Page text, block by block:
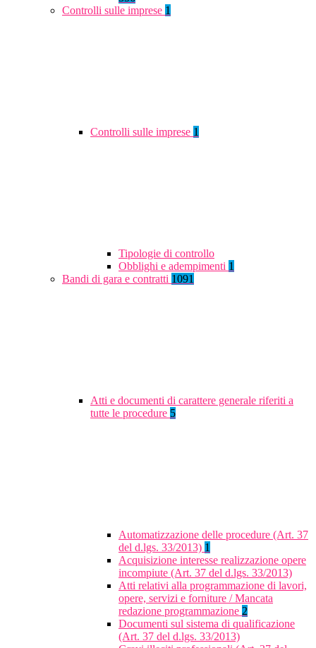
Controlli sulle imprese 1
Controlli sulle imprese 1
Tipologie di controllo
Obblighi e adempimenti 1
Bandi di gara e contratti 1091
Atti e documenti di carattere generale riferiti a
tutte le procedure 5
Automatizzazione delle procedure (Art. 37
del d.lgs. 33/2013) 1
Acquisizione interesse realizzazione opere
incompiute (Art. 37 del d.lgs. 33/2013)
Atti relativi alla programmazione di lavori,
opere, servizi e forniture / Mancata
redazione programmazione 2
Documenti sul sistema di qualificazione
(Art. 37 del d.lgs. 33/2013)